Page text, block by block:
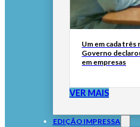
Um em cada três
Governo
em empresas
VER MAIS
EDIÇÃO IMPRESSA